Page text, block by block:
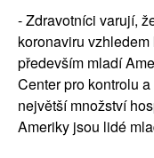
- Zdravotníci varují,
koronaviru
především mladí
Center pro kontrolu
největší množství
Ameriky jsou lidé